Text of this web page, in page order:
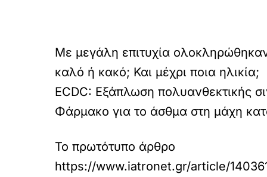
Με μεγάλη επιτυχία
καλό ή κακό; Και μέχρι ποια ηλικία;
ECDC: Εξάπλωση πολυανθεκτικής
Φάρμακο για το άσθμα στη μάχη
Το πρωτότυπο άρθρο
https://www.iatronet.gr/article/